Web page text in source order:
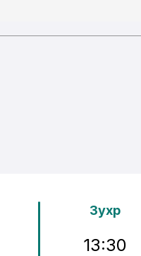
Зухр
13:30